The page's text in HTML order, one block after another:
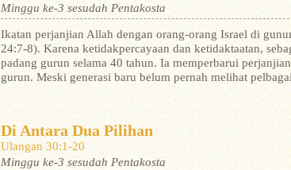
Minggu ke-3 sesudah Pentakosta
Ikatan perjanjian Allah dengan orang-orang Israel di
24:7-8). Karena ketidakpercayaan dan ketidaktaatan,
padang gurun selama 40 tahun. Ia memperbarui
gurun. Meski generasi baru belum pernah melihat
Di Antara Dua Pilihan
Ulangan 30:1-20
Minggu ke-3 sesudah Pentakosta